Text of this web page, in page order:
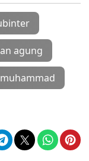
agung
muhammad